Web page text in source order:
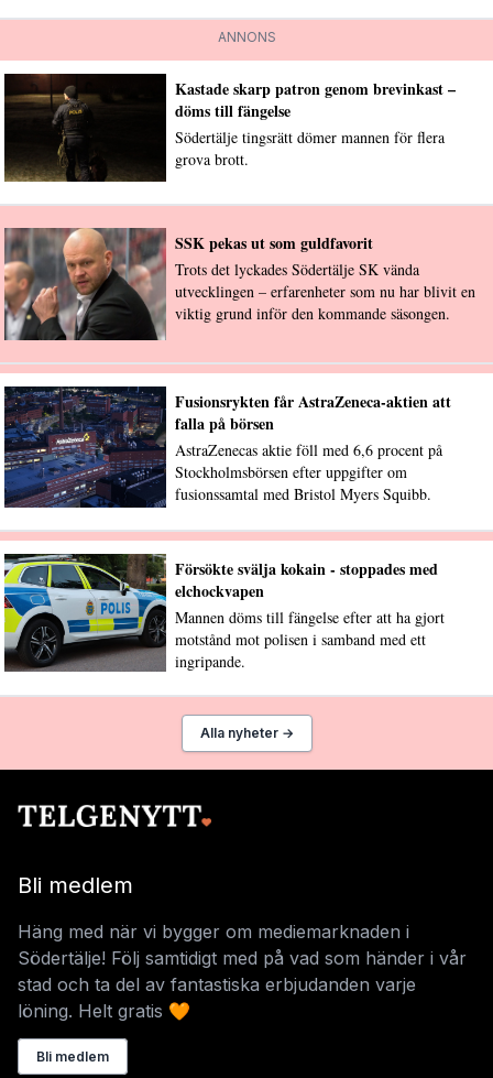
ANNONS
Kastade skarp patron genom brevinkast –
döms till fängelse
Södertälje tingsrätt dömer mannen för flera
grova brott.
SSK pekas ut som guldfavorit
Trots det lyckades Södertälje SK vända
utvecklingen – erfarenheter som nu har blivit en
viktig grund inför den kommande säsongen.
Fusionsrykten får AstraZeneca-aktien att
falla på börsen
AstraZenecas aktie föll med 6,6 procent på
Stockholmsbörsen efter uppgifter om
fusionssamtal med Bristol Myers Squibb.
Försökte svälja kokain - stoppades med
elchockvapen
Mannen döms till fängelse efter att ha gjort
motstånd mot polisen i samband med ett
ingripande.
Alla nyheter →
Bli medlem
Häng med när vi bygger om mediemarknaden i
Södertälje! Följ samtidigt med på vad som händer i vår
stad och ta del av fantastiska erbjudanden varje
löning. Helt gratis 🧡
Bli medlem